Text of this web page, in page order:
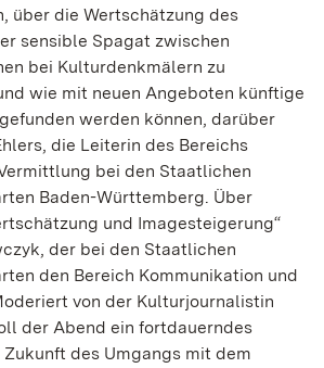
über die Wertschätzung des
sensible Spagat zwischen
bei Kulturdenkmälern zu
wie mit neuen Angeboten künftige
werden können, darüber
die Leiterin des Bereichs
bei den Staatlichen
Baden-Württemberg. Über
und Imagesteigerung“
der bei den Staatlichen
den Bereich Kommunikation und
von der Kulturjournalistin
der Abend ein fortdauerndes
des Umgangs mit dem